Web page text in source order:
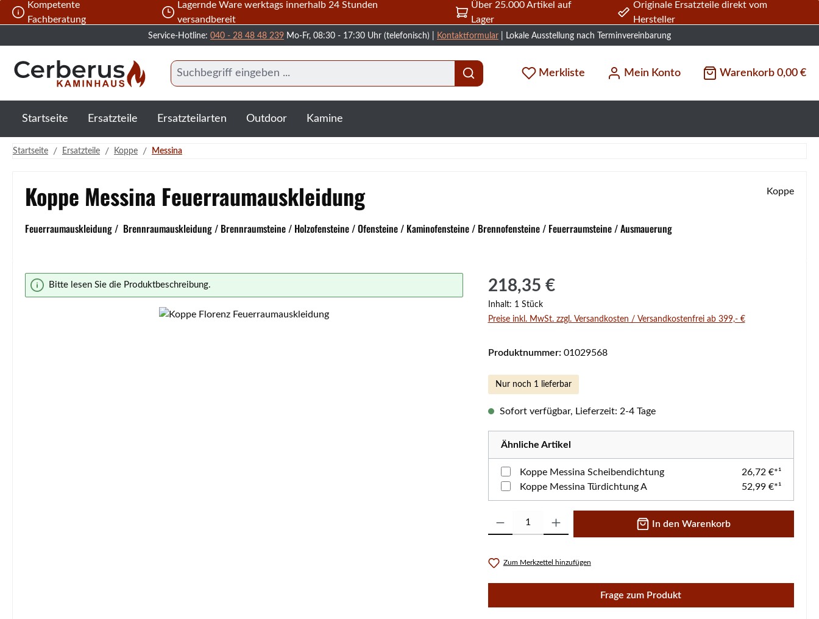
Hauptinhalt springen
Zur Suche springen
Zur Hauptnavigation springen
Kompetente
Fachberatung
Lagernde Ware werktags innerhalb 24 Stunden
versandbereit
Über 25.000 Artikel auf
Lager
Originale Ersatzteile direkt vom
Hersteller
Service-Hotline: 040 - 28 48 48 239 Mo-Fr, 08:30 - 17:30 Uhr (telefonisch) | Kontaktformular | Lokale Ausstellung nach Terminvereinbarung
Merkliste Mein Konto Warenkorb 0,00 €
Startseite Ersatzteile Ersatzteilarten Outdoor Kamine
Startseite / Ersatzteile / Koppe / Messina
Koppe Messina Feuerraumauskleidung
Feuerraumauskleidung / Brennraumauskleidung / Brennraumsteine / Holzofensteine / Ofensteine / Kaminofensteine / Brennofensteine / Feuerraumsteine / Ausmauerung
Koppe
Bildergalerie überspringen
Bitte lesen Sie die Produktbeschreibung.
Regulärer Preis:
218,35 €
Inhalt: 1 Stück
Preise inkl. MwSt. zzgl. Versandkosten / Versandkostenfrei ab 399,- €
Produktnummer: 01029568
Nur noch 1 lieferbar
Sofort verfügbar, Lieferzeit: 2-4 Tage
Ähnliche Artikel
Koppe Messina Scheibendichtung
26,72 €*¹
Koppe Messina Türdichtung A
52,99 €*¹
Produkt Anzahl: Gib den gewünschten Wert ein oder benutze die Schaltflächen um die
In den Warenkorb
Zum Merkzettel hinzufügen
Frage zum Produkt